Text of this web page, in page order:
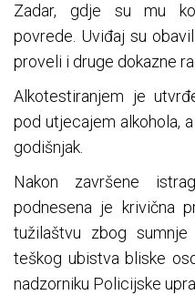
Zadar, gdje su mu
povrede. Uviđaj su
proveli i druge dokazne
Alkotestiranjem je
pod utjecajem alkohola,
godišnjak.
Nakon završene
podnesena je krivična
tužilaštvu zbog
teškog ubistva bliske
nadzorniku Policijske